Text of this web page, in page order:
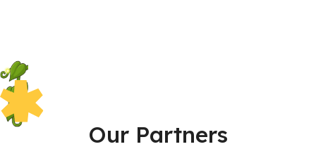
Our Partners